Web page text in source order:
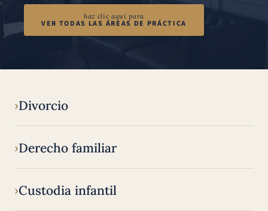
haz clic aquí para
VER TODAS LAS ÁREAS DE PRÁCTICA
Divorcio
Derecho familiar
Custodia infantil